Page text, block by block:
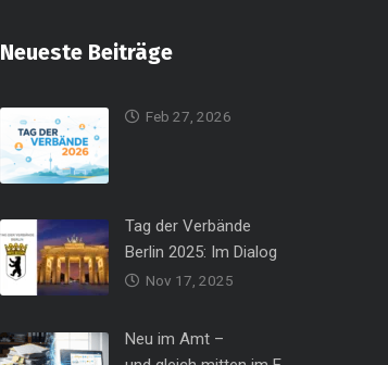
Neueste Beiträge
Feb 27, 2026
Tag der Verbände
Berlin 2025: Im Dialog
Nov 17, 2025
Neu im Amt –